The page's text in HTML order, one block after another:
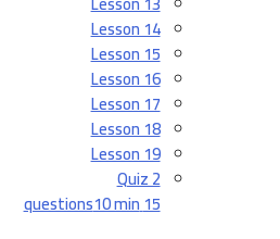
Lesson 14
Lesson 15
Lesson 16
Lesson 17
Lesson 18
Lesson 19
Quiz 2
15 questions
10 min